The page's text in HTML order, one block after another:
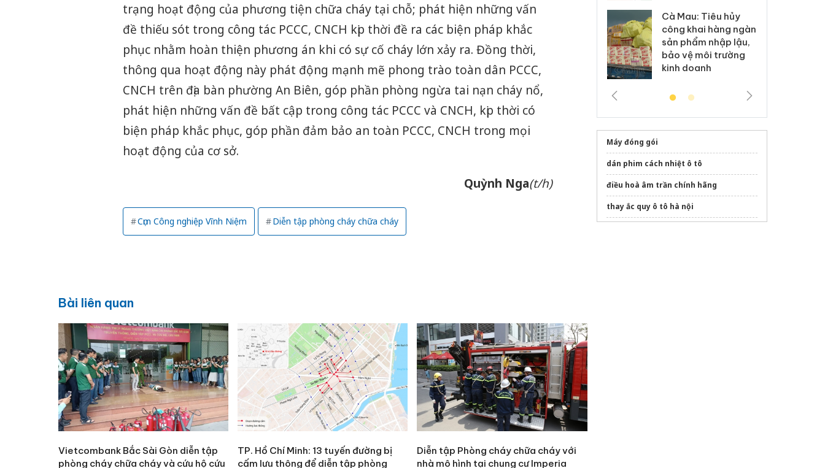
trạng hoạt động của phương tiện chữa cháy tại chỗ; phát hiện những vấn
đề thiếu sót trong công tác PCCC, CNCH kịp thời đề ra các biện pháp khắc
phục nhằm hoàn thiện phương án khi có sự cố cháy lớn xảy ra. Đồng thời,
thông qua hoạt động này phát động mạnh mẽ phong trào toàn dân PCCC,
CNCH trên địa bàn phường An Biên, góp phần phòng ngừa tai nạn cháy nổ,
phát hiện những vấn đề bất cập trong công tác PCCC và CNCH, kịp thời có
biện pháp khắc phục, góp phần đảm bảo an toàn PCCC, CNCH trong mọi
hoạt động của cơ sở.
Quỳnh Nga(t/h)
Cụm Công nghiệp Vĩnh Niệm Diễn tập phòng cháy chữa cháy
Bài liên quan
Vietcombank Bắc Sài Gòn diễn tập
phòng cháy chữa cháy và cứu hộ cứu
TP. Hồ Chí Minh: 13 tuyến đường bị
cấm lưu thông để diễn tập phòng
Diễn tập Phòng cháy chữa cháy với
nhà mô hình tại chung cư Imperia
chủ mưu đường dây
bán hàng giả tại Phú
Quốc ra đầu thú
Cà Mau: Tiêu hủy
công khai hàng ngàn
sản phẩm nhập lậu,
bảo vệ môi trường
kinh doanh
Máy đóng gói
dán phim cách nhiệt ô tô
điều hoà âm trần chính hãng
thay ắc quy ô tô hà nội